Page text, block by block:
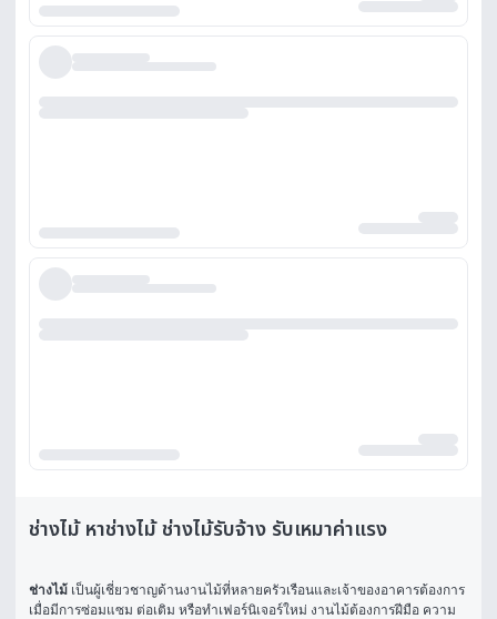
ช่างไม้ หาช่างไม้ ช่างไม้รับจ้าง รับเหมาค่าแรง
ช่างไม้ เป็นผู้เชี่ยวชาญด้านงานไม้ที่หลายครัวเรือนและเจ้าของอาคารต้องการ
เมื่อมีการซ่อมแซม ต่อเติม หรือทำเฟอร์นิเจอร์ใหม่ งานไม้ต้องการฝีมือ ความ